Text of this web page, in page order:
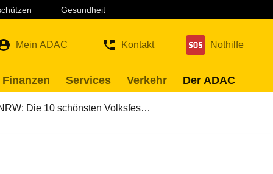
Gesundheit
Mein ADAC Kontakt Nothilfe
Services Verkehr Der ADAC
Die 10 schönsten Volksfes…